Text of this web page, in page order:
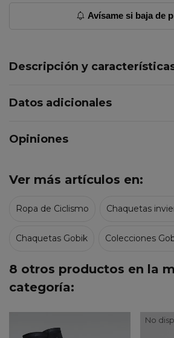
Avísame si baja de
Descripción y
Datos adicionales
Opiniones
Ver más artículos en:
Ropa de Ciclismo Chaquetas
Chaquetas Gobik Colecciones
8 otros productos en la
categoría:
No